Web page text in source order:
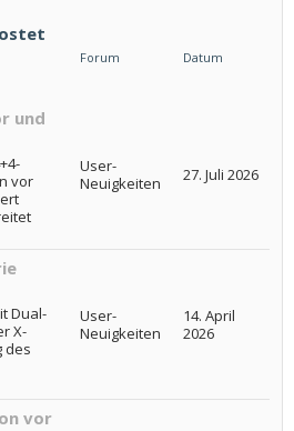
Forum Datum
und
vor
User-
Neuigkeiten
27. Juli 2026
Dual-
X-
des
User-
Neuigkeiten
14. April
2026
vor